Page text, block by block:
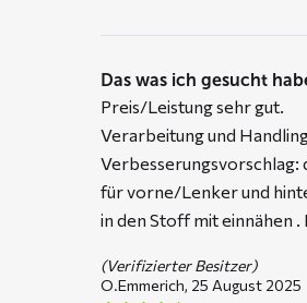
Das was ich gesucht
Preis/Leistung sehr gut.
Verarbeitung und
Verbesserungsvorschlag:
für vorne/Lenker und
in den Stoff mit einnähen
(Verifizierter Besitzer)
O.Emmerich, 25 August 2025